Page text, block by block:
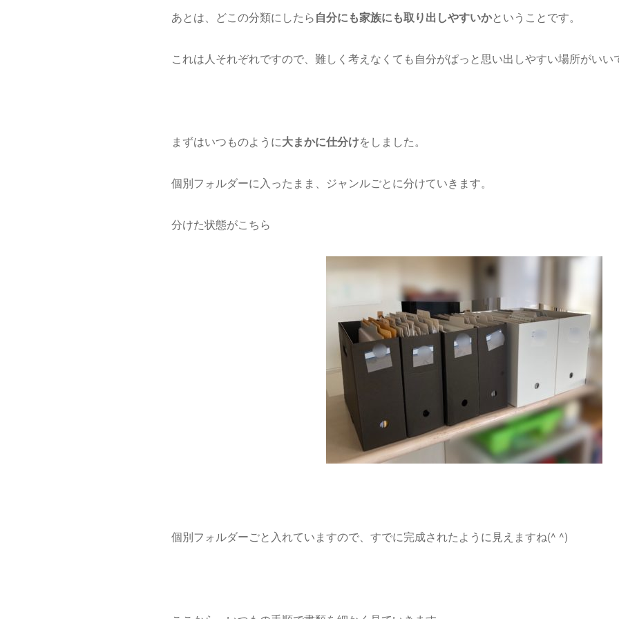
あとは、どこの分類にしたら自分にも家族にも取り出しやすいかということです。
これは人それぞれですので、難しく考えなくても自分がぱっと思い出しやすい場所がいい
まずはいつものように大まかに仕分けをしました。
個別フォルダーに入ったまま、ジャンルごとに分けていきます。
分けた状態がこちら
個別フォルダーごと入れていますので、すでに完成されたように見えますね(^ ^)